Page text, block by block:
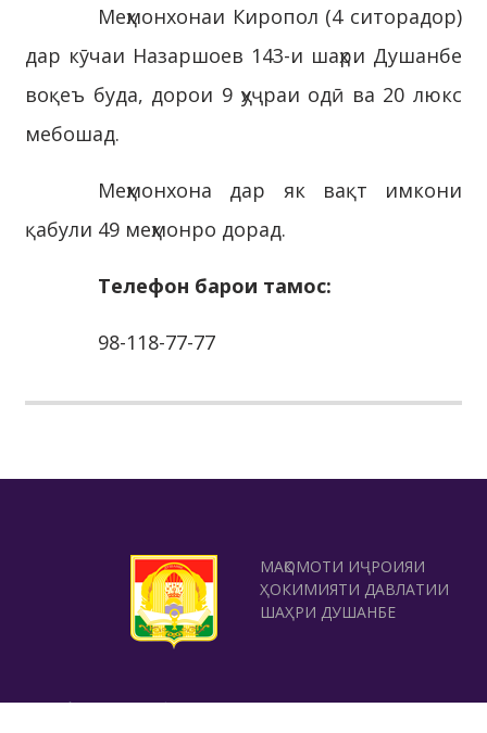
Меҳмонхонаи Киропол (4 ситорадор)
дар кӯчаи Назаршоев 143-и шаҳри Душанбе
воқеъ буда, дорои 9 ҳуҷраи одӣ ва 20 люкс
мебошад.
Меҳмонхона дар як вақт имкони
қабули 49 меҳмонро дорад.
Телефон барои тамос:
98-118-77-77
МАҚОМОТИ ИҶРОИЯИ
ҲОКИМИЯТИ ДАВЛАТИИ
ШАҲРИ ДУШАНБЕ